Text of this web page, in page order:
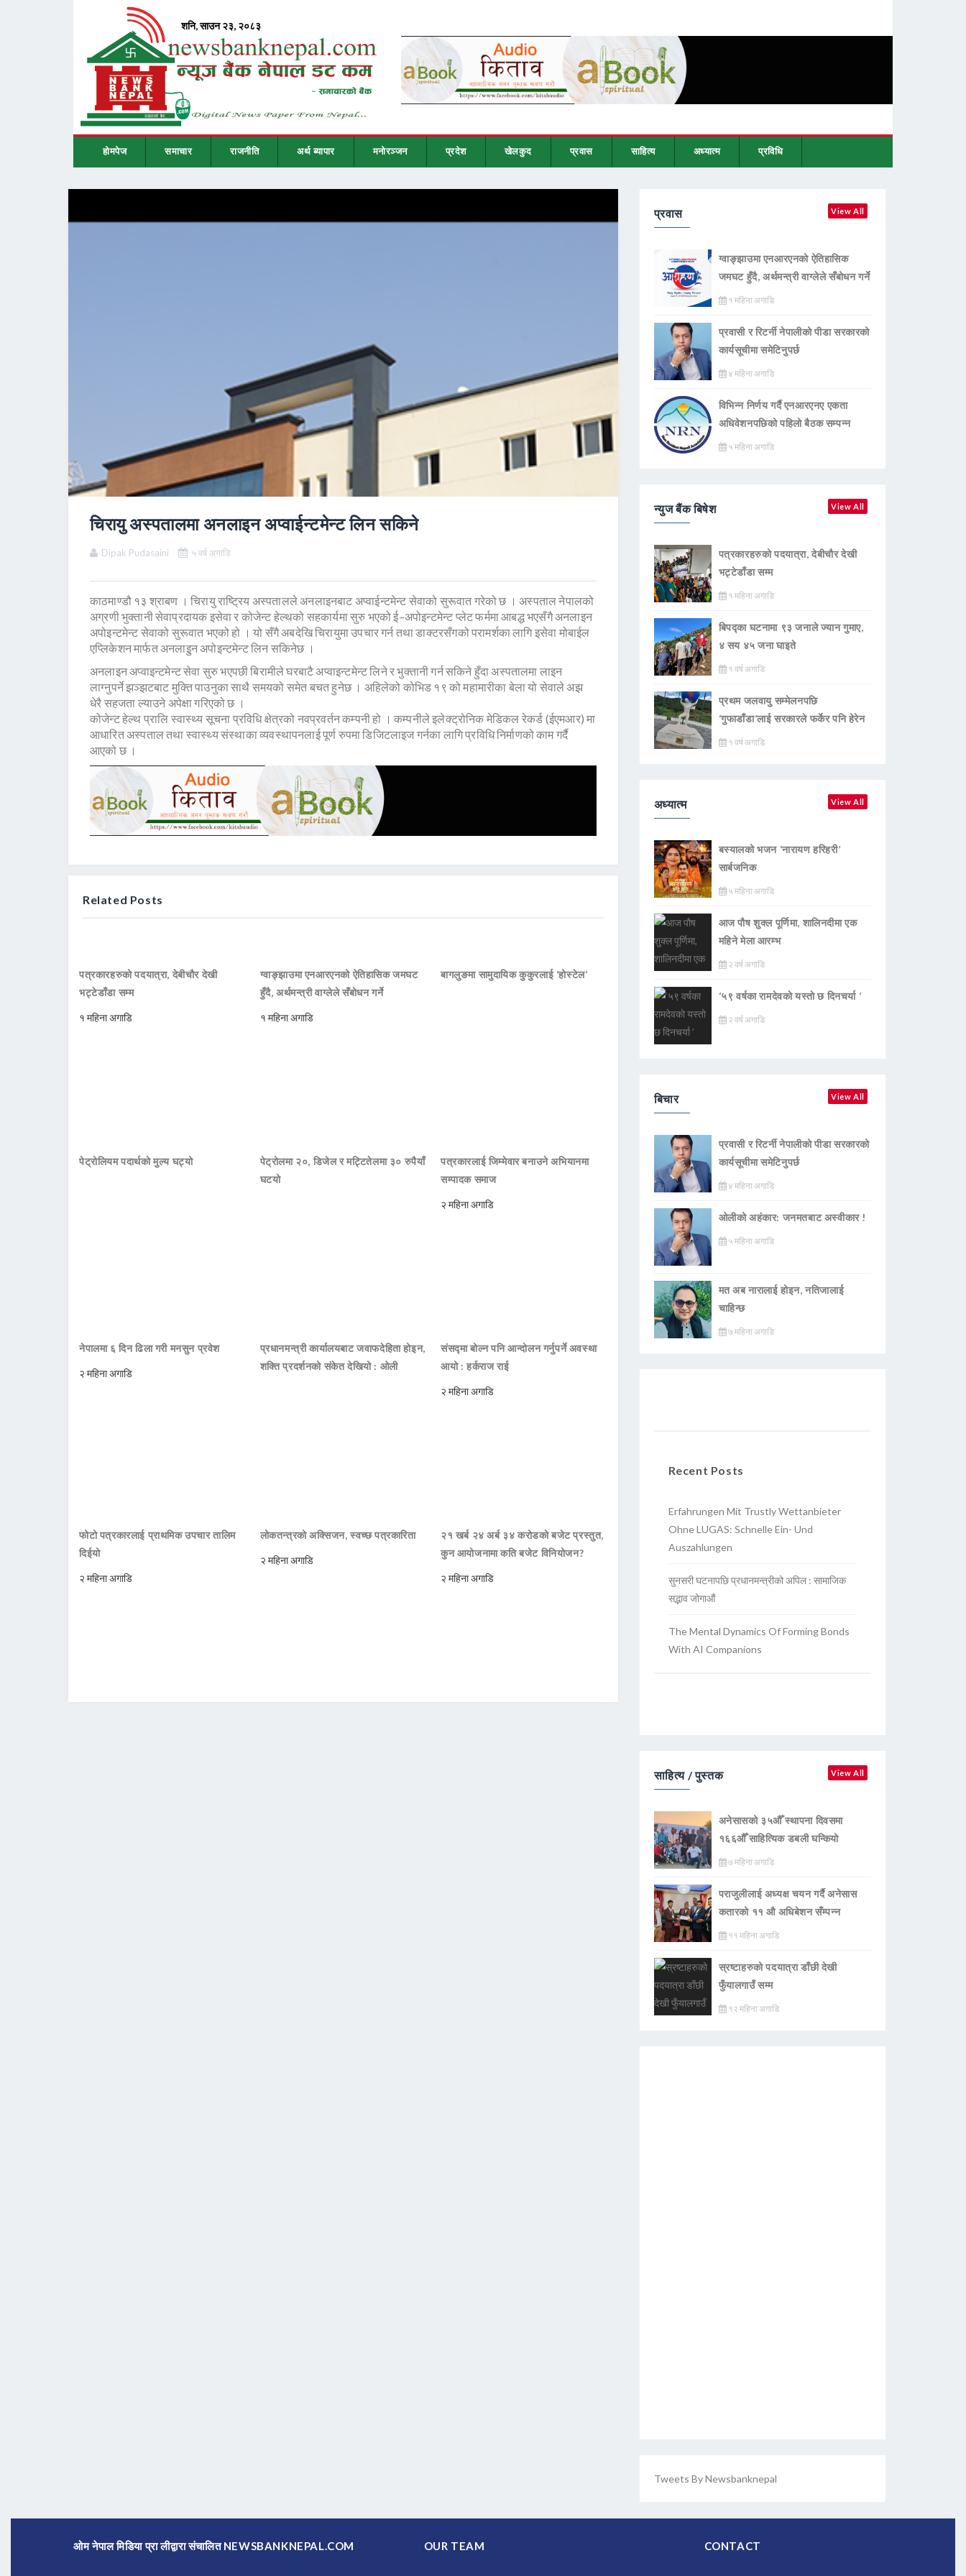
होमपेज समाचार राजनीति अर्थ ब्यापार मनोरञ्जन प्रदेश खेलकुद प्रवास साहित्य अध्यात्म प्रविधि
चिरायु अस्पतालमा अनलाइन अप्वाईन्टमेन्ट लिन सकिने
Dipak Pudasaini ५ वर्ष अगाडि
काठमाण्डौ १३ श्राबण । चिरायु राष्ट्रिय अस्पतालले अनलाइनबाट अप्वाईन्टमेन्ट सेवाको सुरूवात गरेको छ । अस्पताल नेपालको
अग्रणी भुक्तानी सेवाप्रदायक इसेवा र कोजेन्ट हेल्थको सहकार्यमा सुरु भएको ई–अपोइन्टमेन्ट प्लेट फर्ममा आबद्ध भएसँगै अनलाइन
अपोइन्टमेन्ट सेवाको सुरूवात भएको हो । यो सँगै अबदेखि चिरायुमा उपचार गर्न तथा डाक्टरसँगको परामर्शका लागि इसेवा मोबाईल
एप्लिकेशन मार्फत अनलाइुन अपोइन्टमेन्ट लिन सकिनेछ ।
अनलाइन अप्वाइन्टमेन्ट सेवा सुरु भएपछी बिरामीले घरबाटै अप्वाइन्टमेन्ट लिने र भुक्तानी गर्न सकिने हुँदा अस्पतालमा लाइन
लाग्नुपर्ने झञ्झटबाट मुक्ति पाउनुका साथै समयको समेत बचत हुनेछ । अहिलेको कोभिड १९ को महामारीका बेला यो सेवाले अझ
धेरै सहजता ल्याउने अपेक्षा गरिएको छ ।
कोजेन्ट हेल्थ प्रालि स्वास्थ्य सूचना प्रविधि क्षेत्रको नवप्रवर्तन कम्पनी हो । कम्पनीले इलेक्ट्रोनिक मेडिकल रेकर्ड (ईएमआर) मा
आधारित अस्पताल तथा स्वास्थ्य संस्थाका व्यवस्थापनलाई पूर्ण रुपमा डिजिटलाइज गर्नका लागि प्रविधि निर्माणको काम गर्दै
आएको छ ।
Related Posts
पत्रकारहरुको पदयात्रा, देबीचौर देखी
भट्टेडाँडा सम्म
१ महिना अगाडि
ग्वाङ्झाउमा एनआरएनको ऐतिहासिक जमघट
हुँदै, अर्थमन्त्री वाग्लेले सँबोधन गर्ने
१ महिना अगाडि
बागलुङमा सामुदायिक कुकुरलाई ‘होस्टेल’
पेट्रोलियम पदार्थको मुल्य घट्यो
पेट्रोलमा २०, डिजेल र मट्टितेलमा ३० रुपैयाँ
घटयो
पत्रकारलाई जिम्मेवार बनाउने अभियानमा
सम्पादक समाज
२ महिना अगाडि
नेपालमा ६ दिन ढिला गरी मनसुन प्रवेश
२ महिना अगाडि
प्रधानमन्त्री कार्यालयबाट जवाफदेहिता होइन,
शक्ति प्रदर्शनको संकेत देखियो : ओली
संसद्मा बोल्न पनि आन्दोलन गर्नुपर्ने अवस्था
आयो : हर्कराज राई
२ महिना अगाडि
फोटो पत्रकारलाई प्राथमिक उपचार तालिम
दिईयो
२ महिना अगाडि
लोकतन्त्रको अक्सिजन, स्वच्छ पत्रकारिता
२ महिना अगाडि
२१ खर्ब २४ अर्ब ३४ करोडको बजेट प्रस्तुत,
कुन आयोजनामा कति बजेट विनियोजन?
२ महिना अगाडि
प्रवास View All
ग्वाङ्झाउमा एनआरएनको ऐतिहासिक
जमघट हुँदै, अर्थमन्त्री वाग्लेले सँबोधन गर्ने
१ महिना अगाडि
प्रवासी र रिटर्नी नेपालीको पीडा सरकारको
कार्यसूचीमा समेटिनुपर्छ
४ महिना अगाडि
विभिन्न निर्णय गर्दै एनआरएनए एकता
अधिवेशनपछिको पहिलो बैठक सम्पन्न
५ महिना अगाडि
न्युज बैंक बिषेश View All
पत्रकारहरुको पदयात्रा, देबीचौर देखी
भट्टेडाँडा सम्म
१ महिना अगाडि
बिपद्का घटनामा ९३ जनाले ज्यान गुमाए,
४ सय ४५ जना घाइते
१ वर्ष अगाडि
प्रथम जलवायु सम्मेलनपछि
‘गुफाडाँडा’लाई सरकारले फर्केर पनि हेरेन
१ वर्ष अगाडि
अध्यात्म View All
बस्यालको भजन ‘नारायण हरिहरी’
सार्बजनिक
५ महिना अगाडि
आज पौष शुक्ल पूर्णिमा, शालिनदीमा एक
महिने मेला आरम्भ
२ वर्ष अगाडि
‘५९ वर्षका रामदेवकाे यस्ताे छ दिनचर्या ’
२ वर्ष अगाडि
बिचार View All
प्रवासी र रिटर्नी नेपालीको पीडा सरकारको
कार्यसूचीमा समेटिनुपर्छ
४ महिना अगाडि
ओलीको अहंकार: जनमतबाट अस्वीकार !
५ महिना अगाडि
मत अब नारालाई होइन, नतिजालाई
चाहिन्छ
७ महिना अगाडि
Recent Posts
Erfahrungen Mit Trustly Wettanbieter
Ohne LUGAS: Schnelle Ein- Und
Auszahlungen
सुनसरी घटनापछि प्रधानमन्त्रीको अपिल : सामाजिक
सद्भाव जोगाऔं
The Mental Dynamics Of Forming Bonds
With AI Companions
साहित्य / पुस्तक View All
अनेसासको ३५औँ स्थापना दिवसमा
१६६औँ साहित्यिक डबली घन्कियाे
७ महिना अगाडि
पराजुलीलाई अध्यक्ष चयन गर्दै अनेसास
कतारको ११ औ अधिबेशन सँम्पन्न
११ महिना अगाडि
स्रष्टाहरुको पदयात्रा डाँछी देखी
फुँयालगाउँ सम्म
१२ महिना अगाडि
Tweets By Newsbanknepal
ओम नेपाल मिडिया प्रा लीद्वारा संचालित NEWSBANKNEPAL.COM OUR TEAM CONTACT